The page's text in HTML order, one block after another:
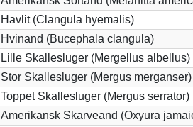
Havlit (Clangula hyemalis)
Hvinand (Bucephala clangula)
Lille Skallesluger (Mergellus albellus)
Stor Skallesluger (Mergus merganser)
Toppet Skallesluger (Mergus serrator)
Amerikansk Skarveand (Oxyura